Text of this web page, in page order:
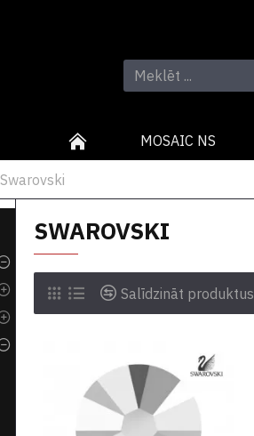
MOSAIC NS
Swarovski
SWAROVSKI
Salīdzināt produktus